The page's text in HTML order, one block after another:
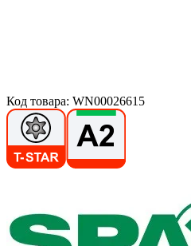
Код товара: WN00026615